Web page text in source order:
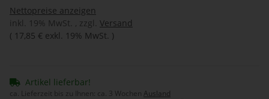
Nettopreise anzeigen
inkl. 19% MwSt. , zzgl. Versand
( 17,85 € exkl. 19% MwSt. )
Artikel lieferbar!
ca. Lieferzeit bis zu Ihnen: ca. 3 Wochen Ausland